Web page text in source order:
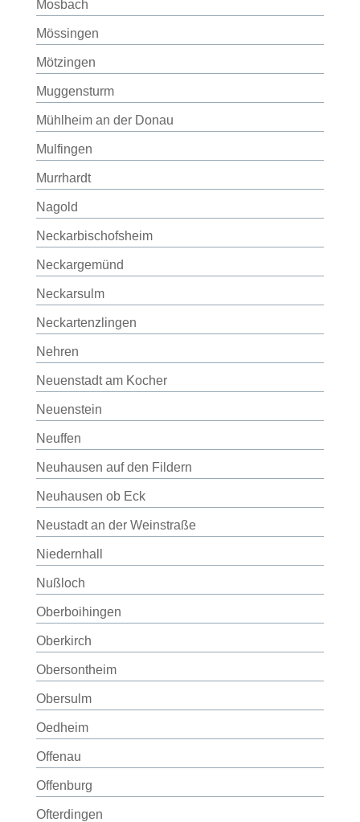
Mosbach
Mössingen
Mötzingen
Muggensturm
Mühlheim an der Donau
Mulfingen
Murrhardt
Nagold
Neckarbischofsheim
Neckargemünd
Neckarsulm
Neckartenzlingen
Nehren
Neuenstadt am Kocher
Neuenstein
Neuffen
Neuhausen auf den Fildern
Neuhausen ob Eck
Neustadt an der Weinstraße
Niedernhall
Nußloch
Oberboihingen
Oberkirch
Obersontheim
Obersulm
Oedheim
Offenau
Offenburg
Ofterdingen